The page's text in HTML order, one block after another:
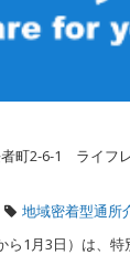
町2-6-1 ライフ
地域密着型通所
1月3日）は、特